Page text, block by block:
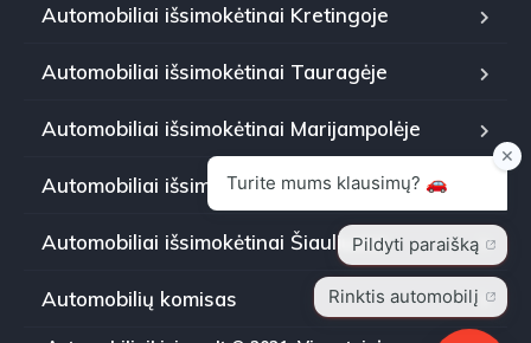
Automobiliai išsimokėtinai Kretingoje
Automobiliai išsimokėtinai Tauragėje
Automobiliai išsimokėtinai Marijampolėje
Automobiliai išsimokėtinai Panevėžyje
Automobiliai išsimokėtinai Šiauliuose
Automobilių komisas